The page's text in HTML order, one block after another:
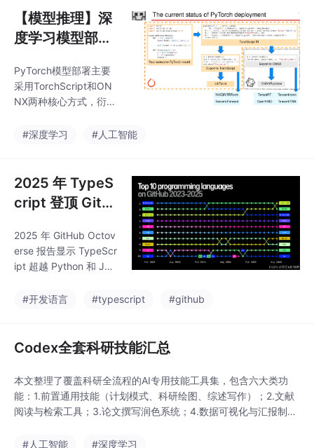
以平衡实际应用中相互
冲突的多维目标（如帮
助性、安全性、简洁性
代表性开源项目，归纳
出5条技术路线：多目
标DPO优化、帕累托前
制、多目标奖励建模和
ed Soups、R
【模型推理】深
度学习模型部署
er拆解、计算图
优化与PNNX源
PyTorch模型部署主要
采用TorchScript和ON
NX两种核心方式，衍生
Runtime部署和第三方
Torch底层库，兼容性
好但性能未优化；ONN
XRuntime部署通过ON
容，但存在算子支持不
全和子图复杂化问题；
第三方库部署针对特定
X中间格式可能导致兼
#深度学习 #人工智能
2025 年 TypeS
cript 登顶 GitH
开发语言首选
2025 年 GitHub Octov
erse 报告显示 TypeScr
ipt 超越 Python 和 Jav
语言，月度贡献者超 26
在于完美适配 AI 时代开
发需求：TypeScript 的
类型系统可提前拦截 AI
生成代码的类型错误，
避免生产环境故障，且
TS 与 AI 交互的通用协
#开发语言 #typescript #github
Codex全套科研技能汇总
本文整理了覆盖科研全流程的AI专用技能工具集，包含六大类功
能：1.前置通用技能（计划模式、科研绘图、综述写作）；2.文献
阅读与检索工具；3.论文撰写润色系统；4.数据可视化与汇报制
列工具（图表生成、论文润色、审稿模拟）和学术PPT自动生成功
#人工智能 #深度学习